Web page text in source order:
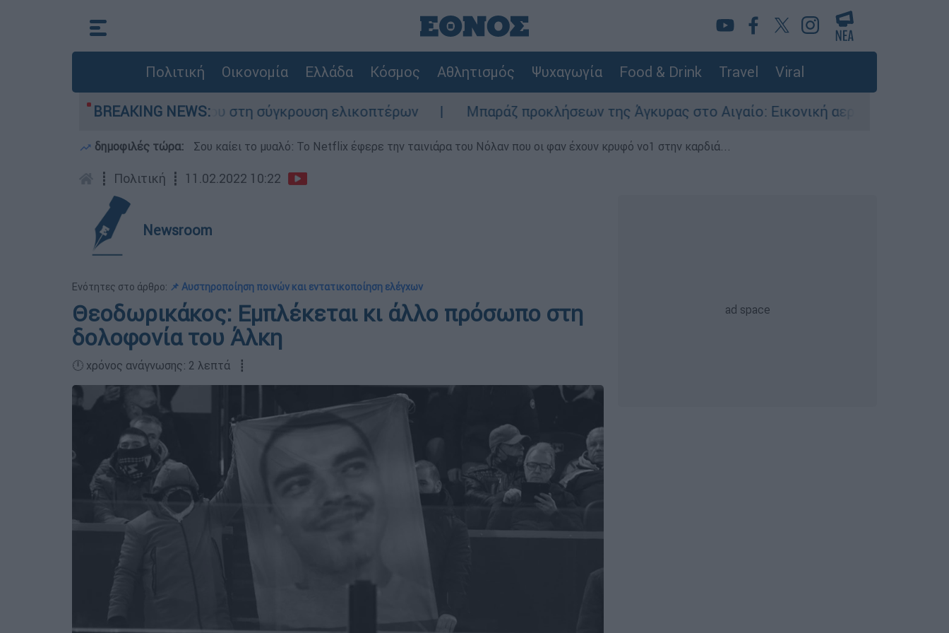
Πολιτική Οικονομία Ελλάδα Κόσμος Αθλητισμός Ψυχαγωγία Food & Drink Travel Viral
BREAKING NEWS:
που έχασε τη ζωή του στη σύγκρουση ελικοπτέρων Μπαράζ προκλήσεων της Άγκυρας στο Αιγαίο: Εικονική αερομαχία ανάμεσα σε
δημοφιλές τώρα: Σου καίει το μυαλό: Το Netflix έφερε την ταινιάρα του Νόλαν που οι φαν έχουν κρυφό νο1 στην καρδιά...
┋ Πολιτική ┋ 11.02.2022 10:22
Newsroom
Ενότητες στο άρθρο: 📌 Αυστηροποίηση ποινών και εντατικοποίηση ελέγχων
Θεοδωρικάκος: Εμπλέκεται κι άλλο πρόσωπο στη
δολοφονία του Άλκη
🕛 χρόνος ανάγνωσης: 2 λεπτά ┋